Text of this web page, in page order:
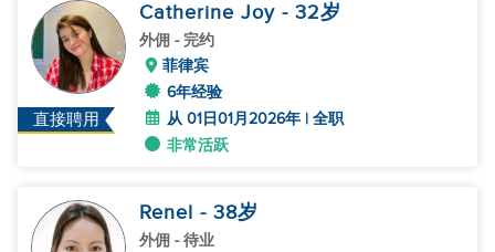
直接聘用
Catherine Joy - 32岁
外佣 - 完约
菲律宾
6年经验
从 01日01月2026年 | 全职
非常活跃
Renel - 38岁
外佣 - 待业